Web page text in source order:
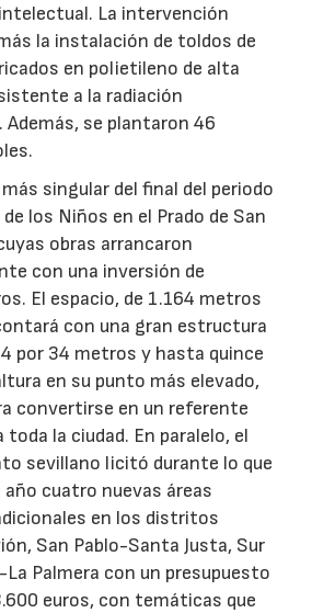
La intervención
la instalación de toldos de
en polietileno de alta
a la radiación
se plantaron 46
singular del final del periodo
de los Niños en el Prado de San
obras arrancaron
con una inversión de
El espacio, de 1.164 metros
con una gran estructura
por 34 metros y hasta quince
en su punto más elevado,
convertirse en un referente
la ciudad. En paralelo, el
sevillano licitó durante lo que
año cuatro nuevas áreas
en los distritos
San Pablo-Santa Justa, Sur
Palmera con un presupuesto
euros, con temáticas que